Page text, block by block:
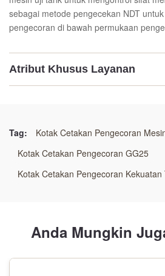
sebagai metode pengecekan NDT
pengecoran di bawah permukaan
Atribut Khusus Layanan
Bahan:
GG25,GGG50 atau baja las
Kondisi:
Tag:
Kotak Cetakan Pengecoran
Kotak Cetakan Pengecoran GG25
Kotak Cetakan Pengecoran Kekuatan
Anda Mungkin